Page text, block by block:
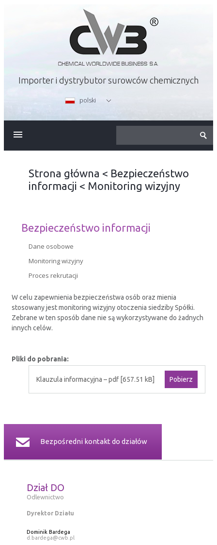
Importer i dystrybutor surowców chemicznych
polski
CERTYFIKATY
KONTAKT
Strona główna < Bezpieczeństwo
informacji < Monitoring wizyjny
Bezpieczeństwo informacji
Dane osobowe
Monitoring wizyjny
Proces rekrutacji
W celu zapewnienia bezpieczeństwa osób oraz mienia
stosowany jest monitoring wizyjny otoczenia siedziby Spółki.
Zebrane w ten sposób dane nie są wykorzystywane do żadnych
innych celów.
Pliki do pobrania:
Klauzula informacyjna – pdf [657.51 kB] Pobierz
Bezpośredni kontakt do działów
Dział DO
Odlewnictwo
Dyrektor Działu
Dominik Bardega
d.bardega@cwb.pl